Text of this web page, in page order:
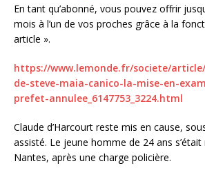
En tant qu’abonné, vous pouvez offrir
mois à l’un de vos proches grâce à la
article ».
https://www.lemonde.fr/societe/
de-steve-maia-canico-la-mise-en-
prefet-annulee_6147753_3224.html
Claude d’Harcourt reste mis en cause,
assisté. Le jeune homme de 24 ans
Nantes, après une charge policière.